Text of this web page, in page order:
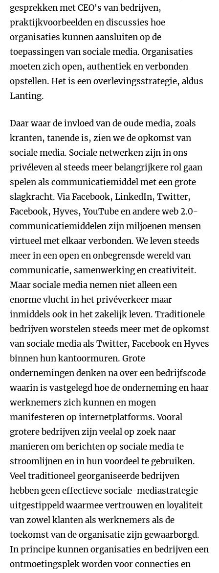
gesprekken met CEO's van bedrijven,
praktijkvoorbeelden en discussies hoe
organisaties kunnen aansluiten op de
toepassingen van sociale media. Organisaties
moeten zich open, authentiek en verbonden
opstellen. Het is een overlevingsstrategie, aldus
Lanting.
Daar waar de invloed van de oude media, zoals
kranten, tanende is, zien we de opkomst van
sociale media. Sociale netwerken zijn in ons
privéleven al steeds meer belangrijkere rol gaan
spelen als communicatiemiddel met een grote
slagkracht. Via Facebook, LinkedIn, Twitter,
Facebook, Hyves, YouTube en andere web 2.0-
communicatiemiddelen zijn miljoenen mensen
virtueel met elkaar verbonden. We leven steeds
meer in een open en onbegrensde wereld van
communicatie, samenwerking en creativiteit.
Maar sociale media nemen niet alleen een
enorme vlucht in het privéverkeer maar
inmiddels ook in het zakelijk leven. Traditionele
bedrijven worstelen steeds meer met de opkomst
van sociale media als Twitter, Facebook en Hyves
binnen hun kantoormuren. Grote
ondernemingen denken na over een bedrijfscode
waarin is vastgelegd hoe de onderneming en haar
werknemers zich kunnen en mogen
manifesteren op internetplatforms. Vooral
grotere bedrijven zijn veelal op zoek naar
manieren om berichten op sociale media te
stroomlijnen en in hun voordeel te gebruiken.
Veel traditioneel georganiseerde bedrijven
hebben geen effectieve sociale-mediastrategie
uitgestippeld waarmee vertrouwen en loyaliteit
van zowel klanten als werknemers als de
toekomst van de organisatie zijn gewaarborgd.
In principe kunnen organisaties en bedrijven een
ontmoetingsplek worden voor connecties en